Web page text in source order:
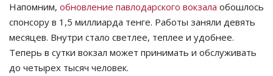
Напомним, обновление павлодарского вокзала обошлось
спонсору в 1,5 миллиарда тенге. Работы заняли девять
месяцев. Внутри стало светлее, теплее и удобнее.
Теперь в сутки вокзал может принимать и обслуживать
до четырех тысяч человек.